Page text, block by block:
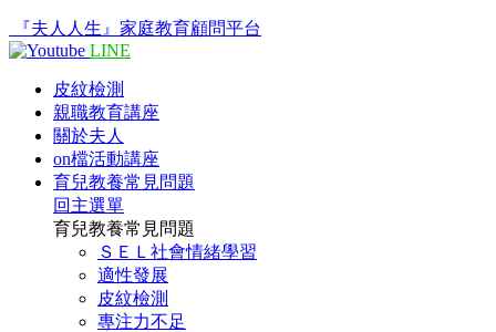
『夫人人生』家庭教育顧問平台
LINE
皮紋檢測
親職教育講座
關於夫人
on檔活動講座
育兒教養常見問題
回主選單
育兒教養常見問題
ＳＥＬ社會情緒學習
適性發展
皮紋檢測
專注力不足